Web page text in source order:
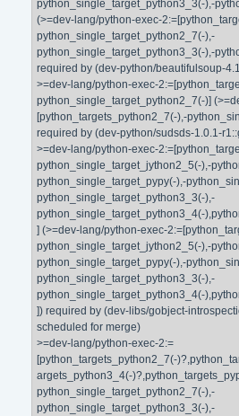
python_single_target_python3_3(-),-
(>=dev-lang/python-exec-
python_single_target_python2_7(-),-
python_single_target_python3_3(-),-
required by (dev-python/beautifulsoup-
>=dev-lang/python-exec-
python_single_target_python2_7(-)]
[python_targets_python2_7(-),-
required by (dev-python/sudsds-1.0.1-
>=dev-lang/python-exec-
python_single_target_jython2_5(-),-
python_single_target_pypy(-),-
python_single_target_python3_3(-),-
python_single_target_python3_4(-
] (>=dev-lang/python-exec-
python_single_target_jython2_5(-),-
python_single_target_pypy(-),-
python_single_target_python3_3(-),-
python_single_target_python3_4(-
]) required by (dev-libs/gobject-
scheduled for merge)
>=dev-lang/python-exec-2:=
[python_targets_python2_7(-
argets_python3_4(-
python_single_target_python2_7(-),-
python_single_target_python3_3(-),-